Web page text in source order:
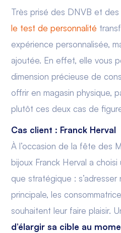
Très prisé des DNVB et
le test de personnalité
expérience personnalisée,
ajoutée. En effet, elle vous
dimension précieuse de
offrir en magasin physique,
plutôt ces deux cas de
Cas client : Franck Herval
À l’occasion de la fête des
bijoux Franck Herval a
que stratégique :
principale, les
souhaitent leur faire plaisir.
d’élargir sa cible au